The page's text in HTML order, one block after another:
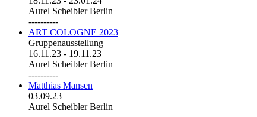
Aurel Scheibler Berlin
----------
ART COLOGNE 2023
Gruppenausstellung
16.11.23 - 19.11.23
Aurel Scheibler Berlin
----------
Matthias Mansen
03.09.23
Aurel Scheibler Berlin